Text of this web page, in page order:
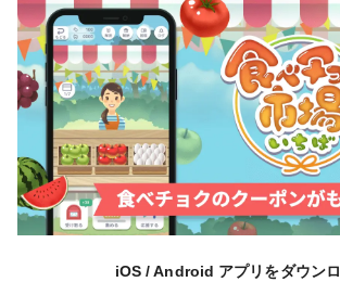
iOS / Android アプリをダウン